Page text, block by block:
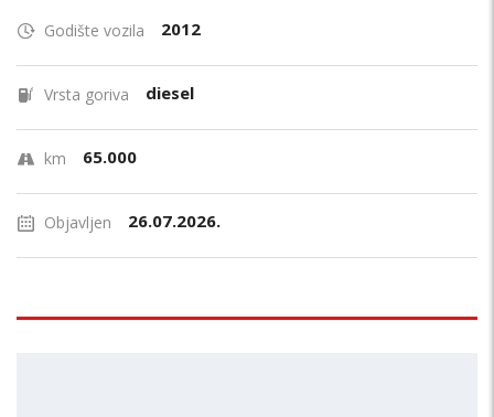
Godište vozila 2012
Vrsta goriva diesel
km 65.000
Objavljen 26.07.2026.